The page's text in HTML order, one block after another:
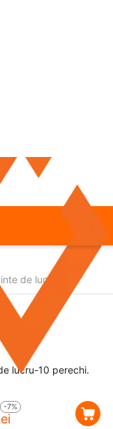
de lucru
7%
lucru-10 perechi.
-7%